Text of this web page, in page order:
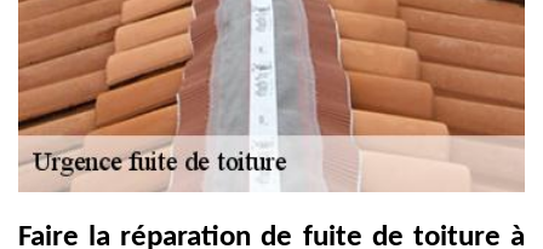
Faire la réparation de fuite de toiture à